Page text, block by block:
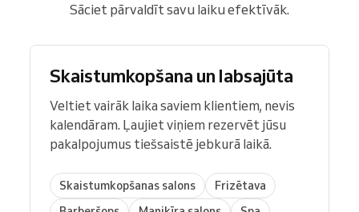
Sāciet pārvaldīt savu laiku efektīvāk.
Skaistumkopšana un labsajūta
Veltiet vairāk laika saviem klientiem, nevis
kalendāram. Ļaujiet viņiem rezervēt jūsu
pakalpojumus tiešsaistē jebkurā laikā.
Skaistumkopšanas salons
Frizētava